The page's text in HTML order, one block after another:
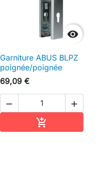

Garniture ABUS BLPZ
poignée/poignée
69,09 €
 
